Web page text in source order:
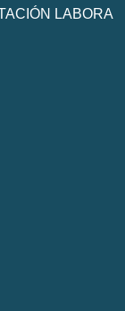
LABORA